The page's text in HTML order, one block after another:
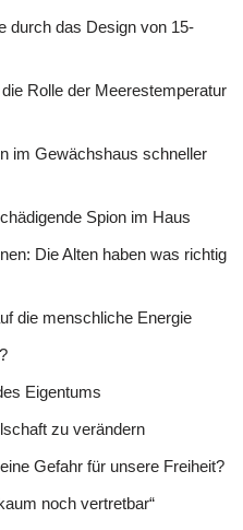
durch das Design von 15-
Rolle der Meerestemperatur
im Gewächshaus schneller
Spion im Haus
Die Alten haben was richtig
die menschliche Energie
Eigentums
zu verändern
Gefahr für unsere Freiheit?
noch vertretbar“